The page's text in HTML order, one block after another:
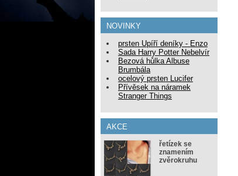
NOVINKY
prsten Upíří deníky - Enzo
Sada Harry Potter Nebelvír
Bezová hůlka Albuse
Brumbála
ocelový prsten Lucifer
Přívěsek na náramek
Stranger Things
AKCE
řetízek se
znamením
zvěrokruhu